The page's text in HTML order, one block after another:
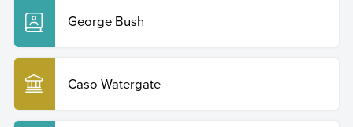
George Bush
Caso Watergate